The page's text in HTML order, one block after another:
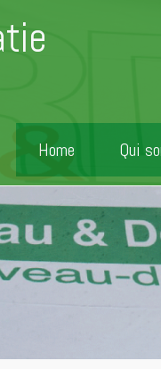
Home Qui